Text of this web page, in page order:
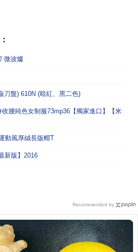
微波爐
刀盤) 610N (暗紅、黑二色)
腰純色女制服73mp36【獨家進口】【米
動風厚絨長版帽T
新版】2016
Recommended by